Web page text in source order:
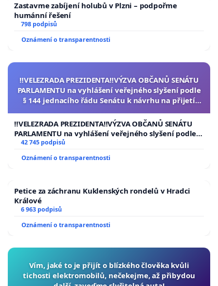
Zastavme zabíjení holubů v Plzni – podpořme
humánní řešení
798 podpisů
Oznámení o transparentnosti
‼️VELEZRADA PREZIDENTA‼️VÝZVA OBČANŮ SENÁTU
PARLAMENTU na vyhlášení veřejného slyšení podle
§ 144 jednacího řádu Senátu k návrhu na přijetí
republiky
‼️VELEZRADA PREZIDENTA‼️VÝZVA OBČANŮ SENÁTU
PARLAMENTU na vyhlášení veřejného slyšení podle §
144 jednacího řádu Senátu k návrhu na přijetí
usnesení k podání ústavní žaloby na prezidenta
republiky
42 745 podpisů
Oznámení o transparentnosti
Petice za záchranu Kuklenských rondelů v Hradci
Králové
6 963 podpisů
Oznámení o transparentnosti
Vím, jaké to je přijít o blízkého člověka kvůli
tichosti elektromobilů, nečekejme, až přibydou